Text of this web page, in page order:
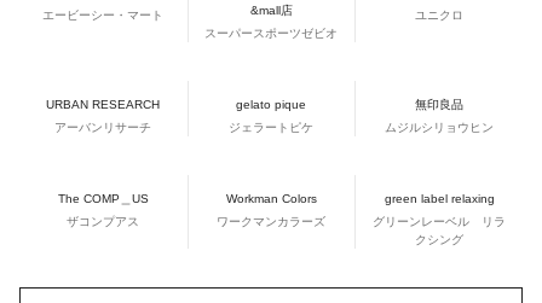
エービーシー・マート
&mall店
スーパースポーツゼビオ
ユニクロ
URBAN RESEARCH
アーバンリサーチ
gelato pique
ジェラートピケ
無印良品
ムジルシリョウヒン
The COMP＿US
ザコンプアス
Workman Colors
ワークマンカラーズ
green label relaxing
グリーンレーベル リラ
クシング